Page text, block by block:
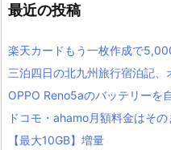
最近の投稿
楽天カードもう一枚作成で
三泊四日の北九州旅行宿泊記
OPPO Reno5aのバッテリーを
ドコモ・ahamo月額料金はそ
【最大10GB】増量